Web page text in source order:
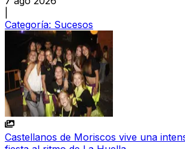
Categoría: Sucesos
Castellanos de Moriscos vive una